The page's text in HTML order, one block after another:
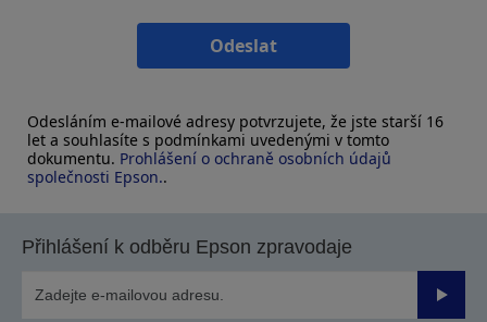
Odeslat
Odesláním e-mailové adresy potvrzujete, že jste starší 16
let a souhlasíte s podmínkami uvedenými v tomto
dokumentu. Prohlášení o ochraně osobních údajů
společnosti Epson..
Přihlášení k odběru Epson zpravodaje